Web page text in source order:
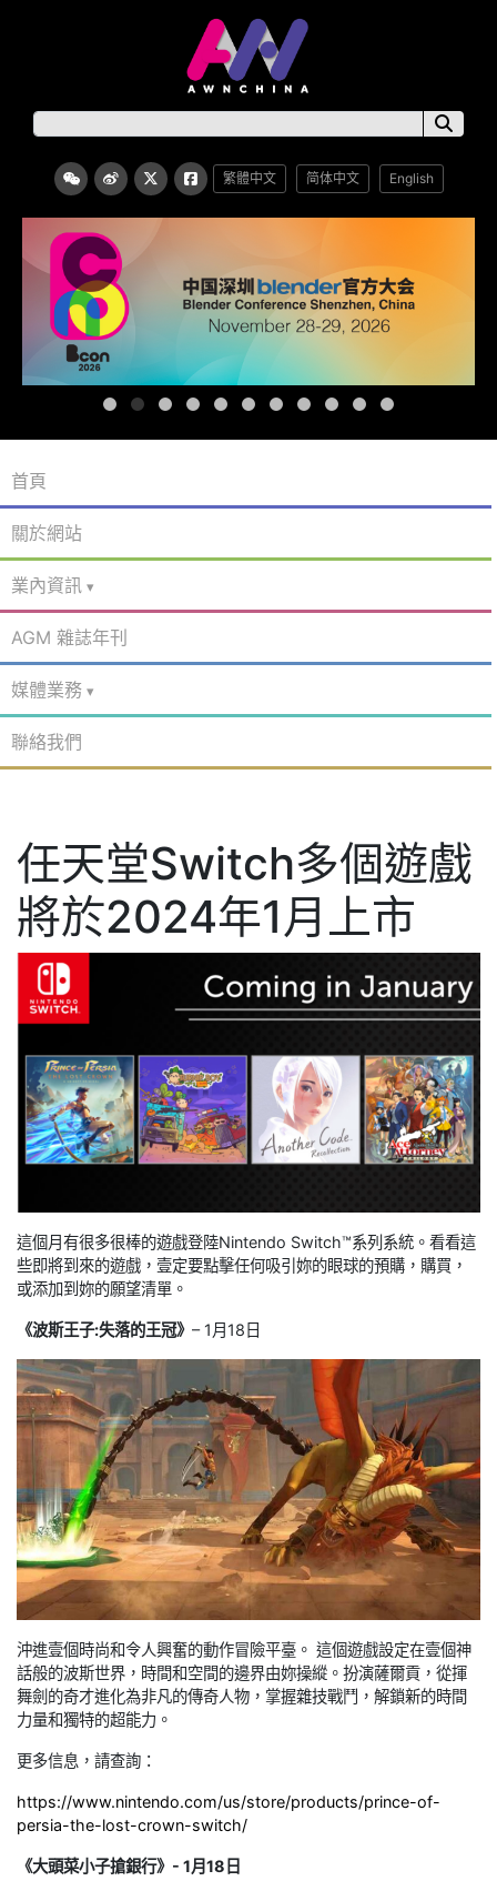
繁體中文 简体中文 English
首頁
關於網站
業內資訊
AGM 雜誌年刊
媒體業務
聯絡我們
任天堂Switch多個遊戲
將於2024年1月上市
這個月有很多很棒的遊戲登陸Nintendo Switch™系列系統。看看這
些即將到來的遊戲，壹定要點擊任何吸引妳的眼球的預購，購買，
或添加到妳的願望清單。
《波斯王子:失落的王冠》 – 1月18日
沖進壹個時尚和令人興奮的動作冒險平臺。 這個遊戲設定在壹個神
話般的波斯世界，時間和空間的邊界由妳操縱。扮演薩爾貢，從揮
舞劍的奇才進化為非凡的傳奇人物，掌握雜技戰鬥，解鎖新的時間
力量和獨特的超能力。
更多信息，請查詢：
https://www.nintendo.com/us/store/products/prince-of-
persia-the-lost-crown-switch/
《大頭菜小子搶銀行》- 1月18日